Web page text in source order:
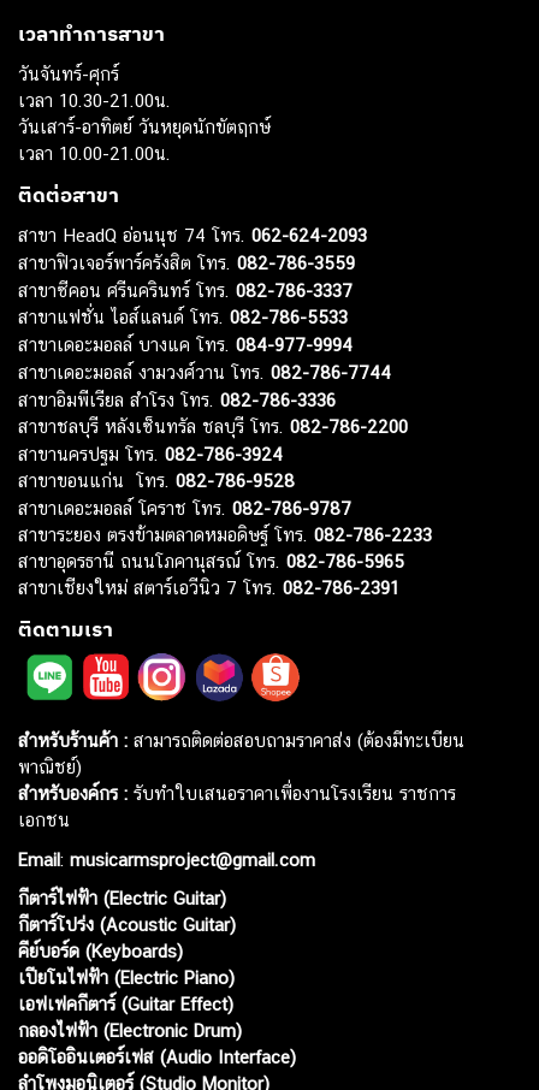
เวลาทำการสาขา
วันจันทร์-ศุกร์
เวลา 10.30-21.00น.
วันเสาร์-อาทิตย์ วันหยุดนักขัตฤกษ์
เวลา 10.00-21.00น.
ติดต่อสาขา
สาขา HeadQ อ่อนนุช 74 โทร. 062-624-2093
สาขาฟิวเจอร์พาร์ครังสิต โทร. 082-786-3559
สาขาซีคอน ศรีนครินทร์ โทร. 082-786-3337
สาขาแฟชั่น ไอส์แลนด์ โทร. 082-786-5533
สาขาเดอะมอลล์ บางแค โทร. 084-977-9994
สาขาเดอะมอลล์ งามวงศ์วาน โทร. 082-786-7744
สาขาอิมพีเรียล สำโรง โทร. 082-786-3336
สาขาชลบุรี หลังเซ็นทรัล ชลบุรี โทร. 082-786-2200
สาขานครปฐม โทร. 082-786-3924
สาขาขอนแก่น โทร. 082-786-9528
สาขาเดอะมอลล์ โคราช โทร. 082-786-9787
สาขาระยอง ตรงข้ามตลาดหมอดิษฐ์ โทร. 082-786-2233
สาขาอุดรธานี ถนนโภคานุสรณ์ โทร. 082-786-5965
สาขาเชียงใหม่ สตาร์เอวีนิว 7 โทร. 082-786-2391
ติดตามเรา
สำหรับร้านค้า : สามารถติดต่อสอบถามราคาส่ง (ต้องมีทะเบียน
พาณิชย์)
สำหรับองค์กร : รับทำใบเสนอราคาเพื่องานโรงเรียน ราชการ
เอกชน
Email: musicarmsproject@gmail.com
กีตาร์ไฟฟ้า (Electric Guitar)
กีตาร์โปร่ง (Acoustic Guitar)
คีย์บอร์ด (Keyboards)
เปียโนไฟฟ้า (Electric Piano)
เอฟเฟคกีตาร์ (Guitar Effect)
กลองไฟฟ้า (Electronic Drum)
ออดิโออินเตอร์เฟส (Audio Interface)
ลำโพงมอนิเตอร์ (Studio Monitor)